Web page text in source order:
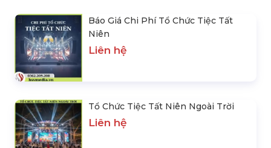
Báo Giá Chi Phí Tổ Chức Tiệc Tất
Niên
Liên hệ
Tổ Chức Tiệc Tất Niên Ngoài Trời
Liên hệ